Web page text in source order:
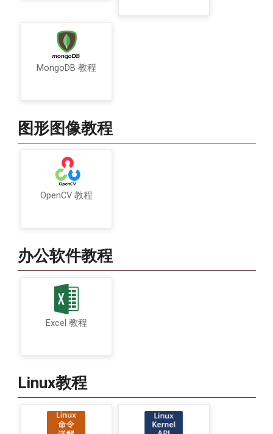
MongoDB 教程
图形图像教程
OpenCV 教程
办公软件教程
Excel 教程
Linux教程